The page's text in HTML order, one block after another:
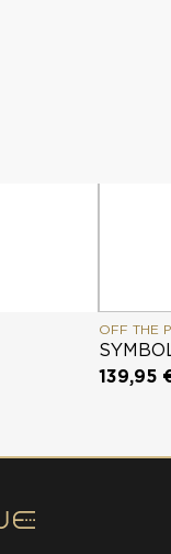
OFF THE
139,95